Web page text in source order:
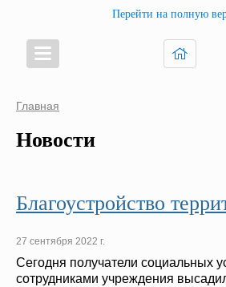
Перейти на полную
Главная
Новости
Благоустройство
27 сентября 2022 г.
Сегодня получатели социальных
сотрудниками учреждения